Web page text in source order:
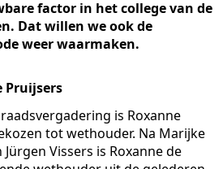
factor in het college van de
Dat willen we ook de
weer waarmaken.
Pruijsers
is Roxanne
tot wethouder. Na Marijke
Vissers is Roxanne de